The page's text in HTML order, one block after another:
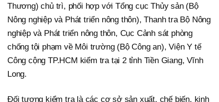
Thương) chủ trì, phối hợp với Tổng cục Thủy sản (Bộ
Nông nghiệp và Phát triển nông thôn), Thanh tra Bộ Nông
nghiệp và Phát triển nông thôn, Cục Cảnh sát phòng
chống tội phạm về Môi trường (Bộ Công an), Viện Y tế
Công cộng TP.HCM kiểm tra tại 2 tỉnh Tiền Giang, Vĩnh
Long.
Đối tượng kiểm tra là các cơ sở sản xuất, chế biến, kinh